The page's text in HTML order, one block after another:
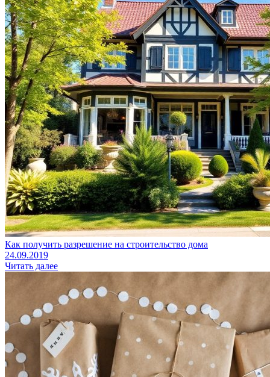
Как получить разрешение на строительство дома
24.09.2019
Читать далее